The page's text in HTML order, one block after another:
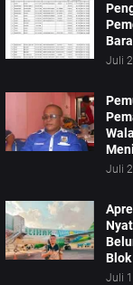
Juli
Juli
Juli